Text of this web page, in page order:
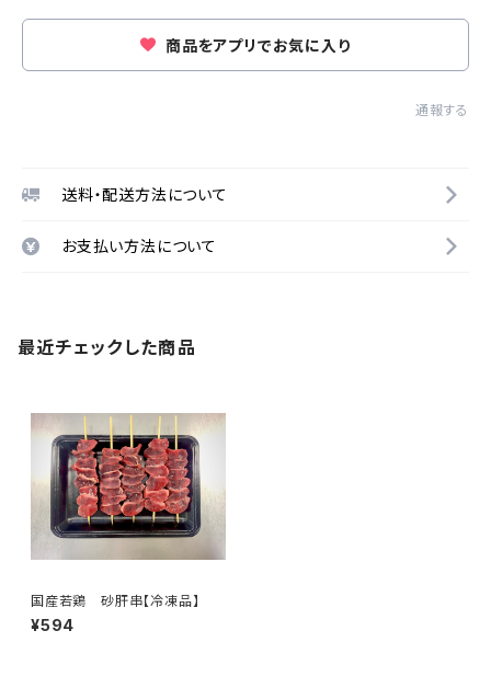
商品をアプリでお気に入り
通報する
送料・配送方法について
お支払い方法について
最近チェックした商品
国産若鶏 砂肝串【冷凍品】
¥594